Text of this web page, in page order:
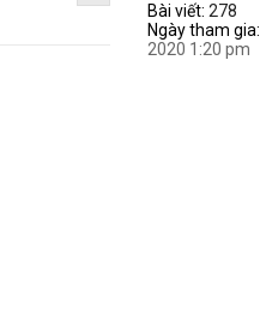
Bài viết: 278
Ngày tham gia:
2020 1:20 pm